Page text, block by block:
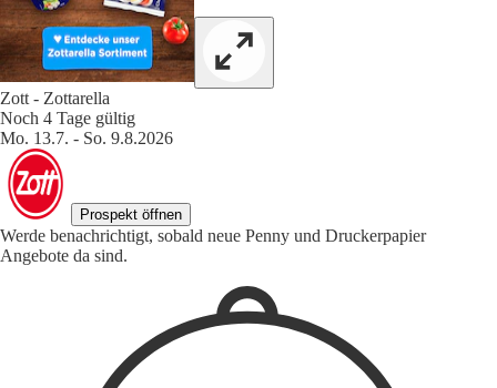
Zott - Zottarella
Noch 4 Tage gültig
Mo. 13.7. - So. 9.8.2026
Prospekt öffnen
Werde benachrichtigt, sobald neue Penny und Druckerpapier
Angebote da sind.